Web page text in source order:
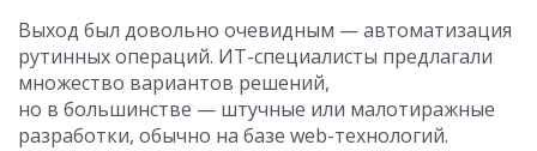
Выход был довольно очевидным — автоматизация
рутинных операций. ИТ-специалисты предлагали
множество вариантов решений,
но в большинстве — штучные или малотиражные
разработки, обычно на базе web-технологий.